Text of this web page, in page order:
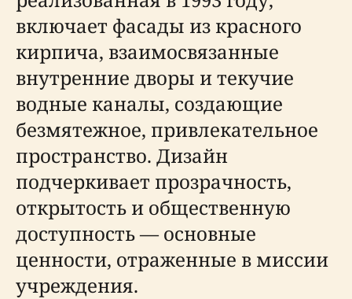
включает фасады из красного
кирпича, взаимосвязанные
внутренние дворы и текучие
водные каналы, создающие
безмятежное, привлекательное
пространство. Дизайн
подчеркивает прозрачность,
открытость и общественную
доступность — основные
ценности, отраженные в миссии
учреждения.